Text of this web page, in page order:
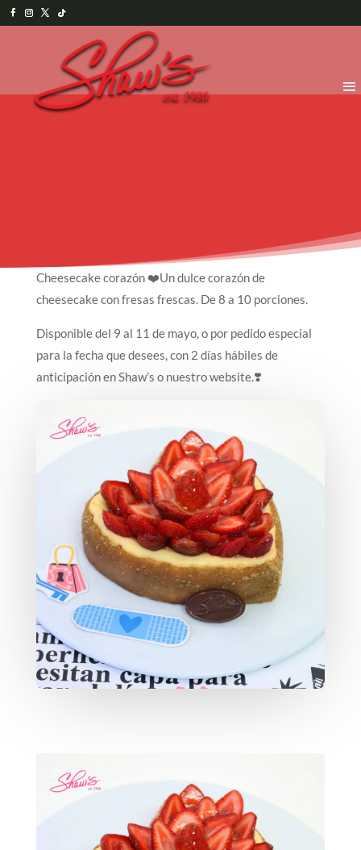
Cheesecake corazón ❤️Un dulce corazón de
cheesecake con fresas frescas. De 8 a 10 porciones.
Disponible del 9 al 11 de mayo, o por pedido especial
para la fecha que desees, con 2 días hábiles de
anticipación en Shaw’s o nuestro website.❣️